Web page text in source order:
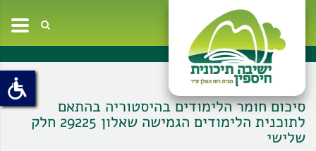
סיכום חומר הלימודים בהיסטוריה בהתאם
לתוכנית הלימודים הגמישה שאלון 29225 חלק
שלישי